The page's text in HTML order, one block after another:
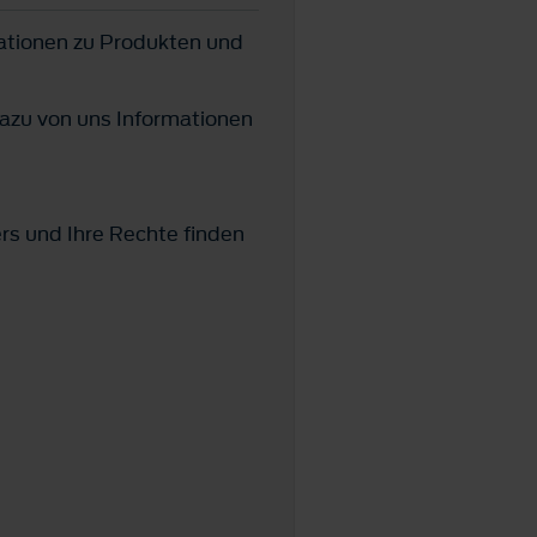
zu Produkten und
von uns Informationen
und Ihre Rechte finden